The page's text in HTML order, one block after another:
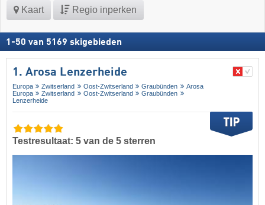
Kaart Regio inperken
1 -50 van 5169 skigebieden
1. Arosa Lenzerheide
Europa Zwitserland Oost-Zwitserland Graubünden
Arosa
Europa
Zwitserland Oost-Zwitserland
Graubünden
Lenzerheide
Testresultaat: 5 van de 5 sterren